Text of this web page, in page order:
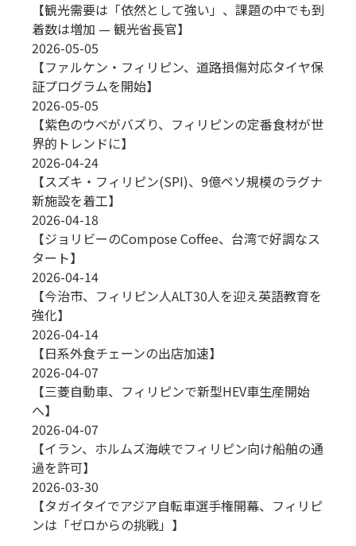
【観光需要は「依然として強い」、課題の中でも到
着数は増加 — 観光省長官】
2026-05-05
【ファルケン・フィリピン、道路損傷対応タイヤ保
証プログラムを開始】
2026-05-05
【紫色のウベがバズり、フィリピンの定番食材が世
界的トレンドに】
2026-04-24
【スズキ・フィリピン(SPI)、9億ペソ規模のラグナ
新施設を着工】
2026-04-18
【ジョリビーのCompose Coffee、台湾で好調なス
タート】
2026-04-14
【今治市、フィリピン人ALT30人を迎え英語教育を
強化】
2026-04-14
【日系外食チェーンの出店加速】
2026-04-07
【三菱自動車、フィリピンで新型HEV車生産開始
へ】
2026-04-07
【イラン、ホルムズ海峡でフィリピン向け船舶の通
過を許可】
2026-03-30
【タガイタイでアジア自転車選手権開幕、フィリピ
ンは「ゼロからの挑戦」】